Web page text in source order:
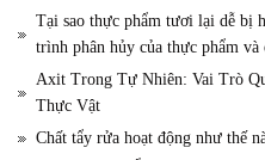
Tại sao thực phẩm tươi lại dễ bị
trình phân hủy của thực phẩm và
Axit Trong Tự Nhiên: Vai Trò
Thực Vật
Chất tẩy rửa hoạt động như thế